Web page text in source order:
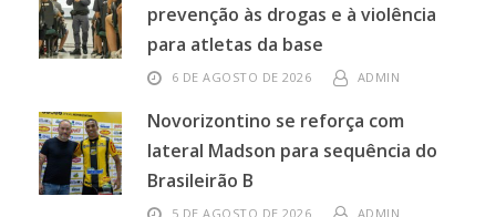
prevenção às drogas e à violência
para atletas da base
6 DE AGOSTO DE 2026 ADMIN
Novorizontino se reforça com
lateral Madson para sequência do
Brasileirão B
5 DE AGOSTO DE 2026 ADMIN